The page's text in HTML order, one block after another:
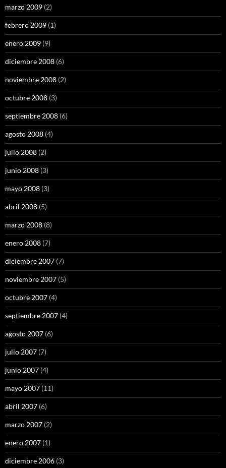
marzo 2009 (2)
febrero 2009 (1)
enero 2009 (9)
diciembre 2008 (6)
noviembre 2008 (2)
octubre 2008 (3)
septiembre 2008 (6)
agosto 2008 (4)
julio 2008 (2)
junio 2008 (3)
mayo 2008 (3)
abril 2008 (5)
marzo 2008 (8)
enero 2008 (7)
diciembre 2007 (7)
noviembre 2007 (5)
octubre 2007 (4)
septiembre 2007 (4)
agosto 2007 (6)
julio 2007 (7)
junio 2007 (4)
mayo 2007 (11)
abril 2007 (6)
marzo 2007 (2)
enero 2007 (1)
diciembre 2006 (3)